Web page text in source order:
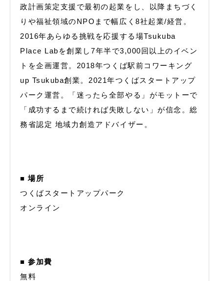
政計画策定支援で最初の起業をし、以降まちづく
りや福祉領域のNPOまで幅広く8社起業/経営。
2016年あらゆる挑戦を応援する場Tsukuba
Place Labを創業し7年半で3,000回以上のイベン
トを企画運営。2018年つくば駅前コワーキング
up Tsukuba創業。2021年つくばスタートアップ
パーク運営。「迷ったら全部やる」がモットーで
「成功するまで続ければ失敗しない」が信念。総
務省認定 地域力創造アドバイザー。
■ 場所
つくばスタートアップパーク
オンライン
■ 参加費
無料